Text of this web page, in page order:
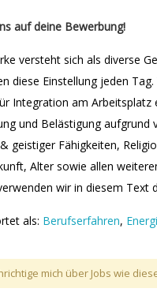
auf deine Bewerbung!
versteht sich als diverse
diese Einstellung jeden
Integration am Arbeitsplatz
und Belästigung
geistiger Fähigkeiten,
Alter sowie allen
wir in diesem Text
als: Berufserfahren,
mich über Jobs wie